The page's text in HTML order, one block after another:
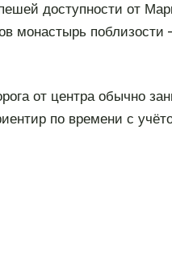
доступности от
монастырь
от центра обычно
по времени с